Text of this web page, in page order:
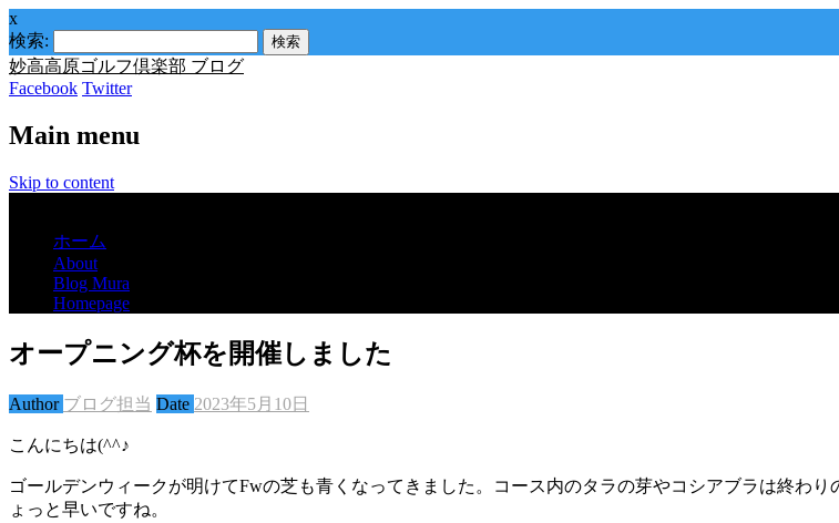
x
検索:
妙高高原ゴルフ倶楽部 ブログ
Facebook Twitter
Main menu
Skip to content
ホーム
About
Blog Mura
Homepage
オープニング杯を開催しました
Author ブログ担当 Date 2023年5月10日
こんにちは(^^♪
ゴールデンウィークが明けてFwの芝も青くなってきました。コース内のタラの芽やコシアブラは終わ
ょっと早いですね。